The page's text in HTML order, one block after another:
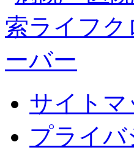
サイトマ
プライ